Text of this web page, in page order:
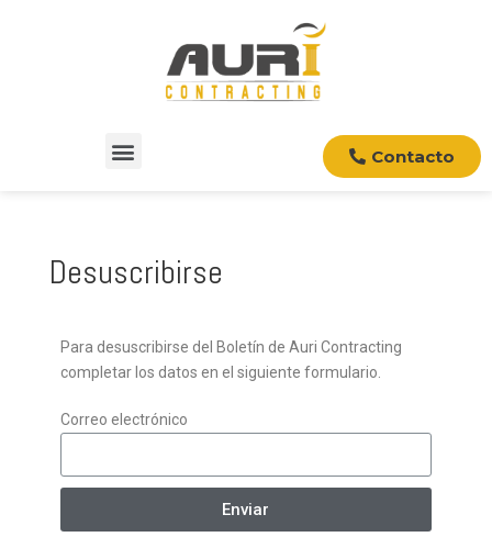
Contacto
Desuscribirse
Para desuscribirse del Boletín de Auri Contracting
completar los datos en el siguiente formulario.
Correo electrónico
Enviar